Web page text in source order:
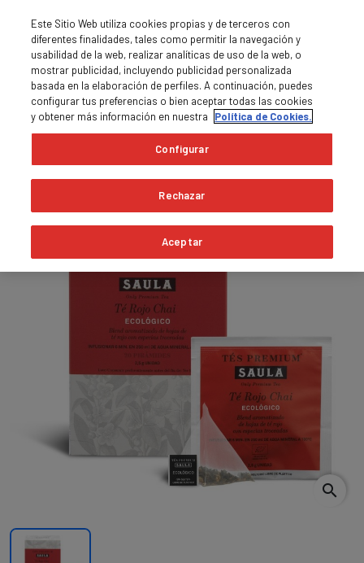
MENU 
search
Este Sitio Web utiliza cookies propias y de terceros con
diferentes finalidades, tales como permitir la navegación y
usabilidad de la web, realizar analíticas de uso de la web, o
mostrar publicidad, incluyendo publicidad personalizada
basada en la elaboración de perfiles. A continuación, puedes
configurar tus preferencias o bien aceptar todas las cookies
y obtener más información en nuestra
Política de Cookies.
Configurar
Rechazar
Aceptar